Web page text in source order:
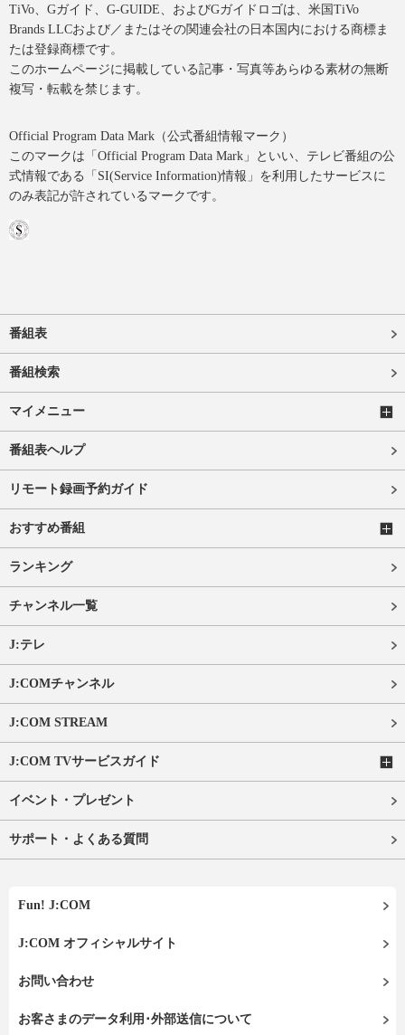
TiVo、Gガイド、G-GUIDE、およびGガイドロゴは、米国TiVo
Brands LLCおよび／またはその関連会社の日本国内における商標ま
たは登録商標です。
このホームページに掲載している記事・写真等あらゆる素材の無断
複写・転載を禁じます。
Official Program Data Mark（公式番組情報マーク）
このマークは「Official Program Data Mark」といい、テレビ番組の公
式情報である「SI(Service Information)情報」を利用したサービスに
のみ表記が許されているマークです。
番組表
番組検索
マイメニュー
番組表ヘルプ
リモート録画予約ガイド
おすすめ番組
ランキング
チャンネル一覧
J:テレ
J:COMチャンネル
J:COM STREAM
J:COM TVサービスガイド
イベント・プレゼント
サポート・よくある質問
Fun! J:COM
J:COM オフィシャルサイト
お問い合わせ
お客さまのデータ利用･外部送信について